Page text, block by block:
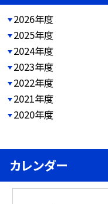
2026年度
2025年度
2024年度
2023年度
2022年度
2021年度
2020年度
カレンダー